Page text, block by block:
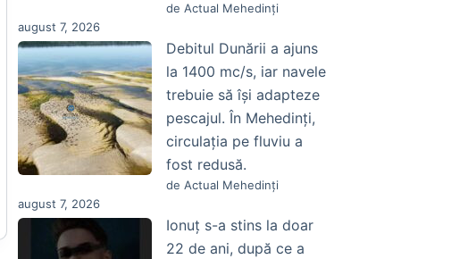
de Actual Mehedinți
august 7, 2026
Debitul Dunării a ajuns
la 1400 mc/s, iar navele
trebuie să își adapteze
pescajul. În Mehedinți,
circulația pe fluviu a
fost redusă.
de Actual Mehedinți
august 7, 2026
Ionuț s-a stins la doar
22 de ani, după ce a